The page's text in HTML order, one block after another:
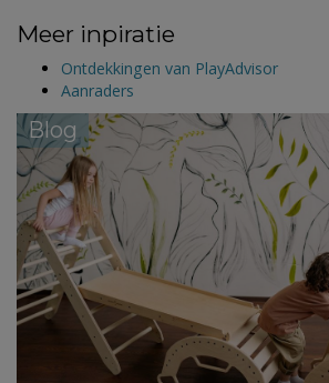
Meer inpiratie
Ontdekkingen van PlayAdvisor
Aanraders
Blog